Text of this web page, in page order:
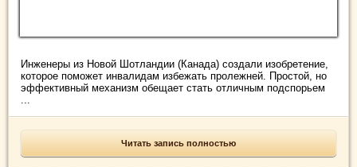
Инженеры из Новой Шотландии (Канада) создали изобретение,
которое поможет инвалидам избежать пролежней. Простой, но
эффективный механизм обещает стать отличным подспорьем
...
Читать запись полностью